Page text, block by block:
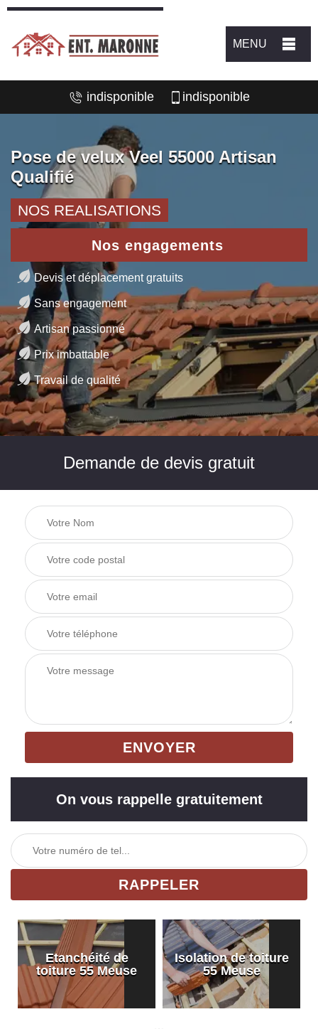
MENU
indisponible indisponible
Pose de velux Veel 55000 Artisan
Qualifié
NOS REALISATIONS
Nos engagements
Devis et déplacement gratuits
Sans engagement
Artisan passionné
Prix imbattable
Travail de qualité
Demande de devis gratuit
On vous rappelle gratuitement
Etanchéité de
toiture 55 Meuse
Isolation de toiture
55 Meuse